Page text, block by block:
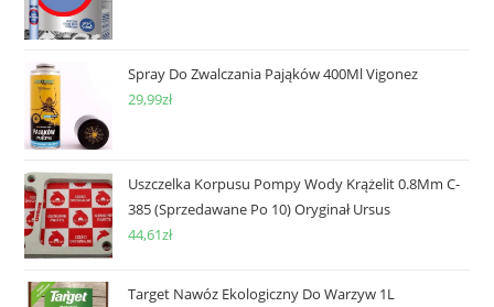
Spray Do Zwalczania Pająków 400Ml Vigonez
29,99zł
Uszczelka Korpusu Pompy Wody Krążelit 0.8Mm C-
385 (Sprzedawane Po 10) Oryginał Ursus
44,61zł
Target Nawóz Ekologiczny Do Warzyw 1L